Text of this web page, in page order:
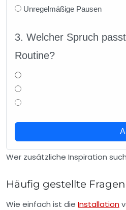
Unregelmäßige Pausen
3. Welcher Spruch
Routine?
Wer zusätzliche Inspiration
Häufig gestellte
Wie einfach ist die Installation